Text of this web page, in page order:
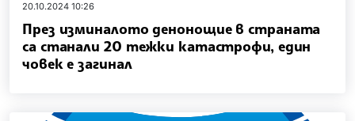
20.10.2024 10:26
През изминалото денонощие в страната
са станали 20 тежки катастрофи, един
човек е загинал